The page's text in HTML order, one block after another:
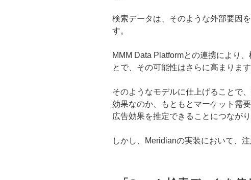
検索データは、そのような外部要因
す。
MMM Data Platformとの連携により
とで、その可能性はさらに高まります
そのようなモデルに仕上げることで
効果なのか、もともとマーケット需
広告効果を推定できることにつながり
しかし、Meridianの実装において、